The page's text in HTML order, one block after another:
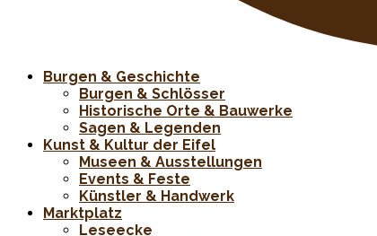
Burgen & Geschichte
Burgen & Schlösser
Historische Orte & Bauwerke
Sagen & Legenden
Kunst & Kultur der Eifel
Museen & Ausstellungen
Events & Feste
Künstler & Handwerk
Marktplatz
Leseecke